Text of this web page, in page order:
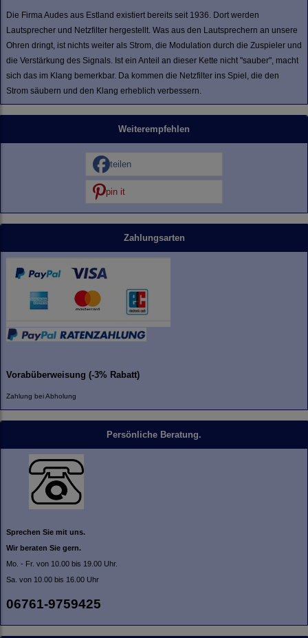
Die Firma Audes aus Estland existiert bereits seit 1936. Dort werden
Lautsprecher und Netzfilter hergestellt. Was aus den Lautsprechern an unsere
Ohren dringt, ist nichts weiter als Strom, die Modulation durch die Zuspieler und
die Verstärkung des Signals. Ist ein Anteil an dieser Kette nicht "sauber", macht
sich das im Klang bemerkbar. Da kommen die Netzfilter ins Spiel, die den
Strom säubern und den Klang erheblich verbessern.
Weiterempfehlen
teilen
pin it
Zahlungsarten
Vorabüberweisung (-3% Rabatt)
Zahlung bei Abholung
Persönliche Beratung.
Sprechen Sie mit uns.
Wir beraten Sie gern.
Mo. - Fr. von 10.00 bis 19.00 Uhr.
Sa. von 10.00 bis 16.00 Uhr
06761-9759425